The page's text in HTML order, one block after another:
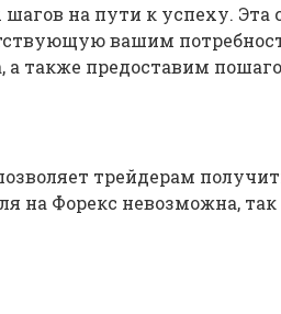
на пути к успеху.
вашим
также предоставим
трейдерам
на Форекс невозможна,